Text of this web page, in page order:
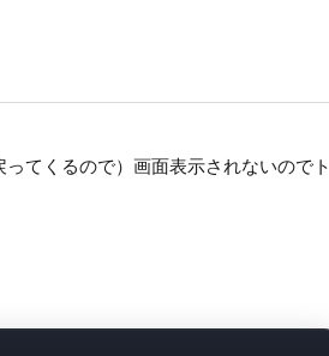
てくるので）画面表示されないのでト